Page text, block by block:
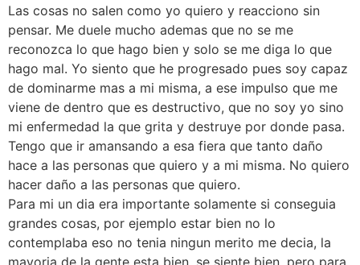
Las cosas no salen como yo quiero y reacciono sin
pensar. Me duele mucho ademas que no se me
reconozca lo que hago bien y solo se me diga lo que
hago mal. Yo siento que he progresado pues soy capaz
de dominarme mas a mi misma, a ese impulso que me
viene de dentro que es destructivo, que no soy yo sino
mi enfermedad la que grita y destruye por donde pasa.
Tengo que ir amansando a esa fiera que tanto daño
hace a las personas que quiero y a mi misma. No quiero
hacer daño a las personas que quiero.
Para mi un dia era importante solamente si conseguia
grandes cosas, por ejemplo estar bien no lo
contemplaba eso no tenia ningun merito me decia, la
mayoria de la gente esta bien, se siente bien, pero para